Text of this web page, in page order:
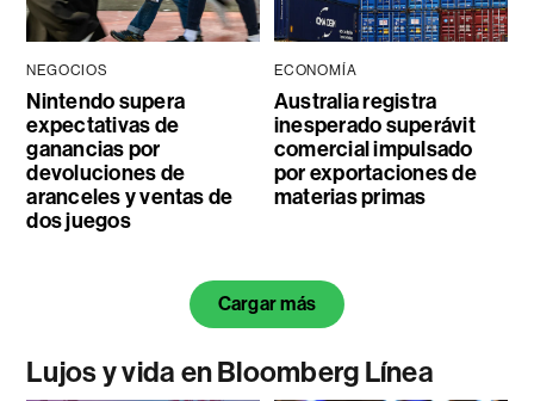
NEGOCIOS
Nintendo supera
expectativas de
ganancias por
devoluciones de
aranceles y ventas de
dos juegos
ECONOMÍA
Australia registra
inesperado superávit
comercial impulsado
por exportaciones de
materias primas
Cargar más
Lujos y vida en Bloomberg Línea